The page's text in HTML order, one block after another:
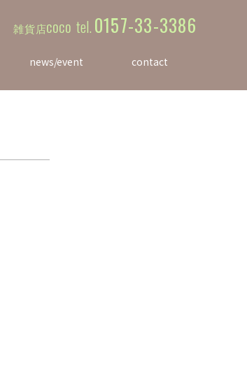
news/event contact
雑貨店COCO tel. 0157-33-3386